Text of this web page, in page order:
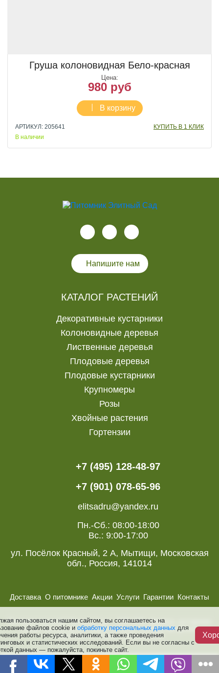
Груша колоновидная Бело-красная
Цена:
980 руб
В корзину
АРТИКУЛ: 205641
КУПИТЬ В 1 КЛИК
В наличии
Напишите нам
КАТАЛОГ РАСТЕНИЙ
Декоративные кустарники
Колоновидные деревья
Лиственные деревья
Плодовые деревья
Плодовые кустарники
Крупномеры
Розы
Хвойные растения
Гортензии
+7 (495) 128-48-97
+7 (901) 078-65-96
elitsadru@yandex.ru
Пн.-Сб.: 08:00-18:00
Вс.: 9:00-17:00
ул. Посёлок Красный, 2 А, Мытищи, Московская
обл., Россия, 141014
Доставка О питомнике Акции Услуги Гарантии Контакты
Питомник растений “Элитный Сад ”, 2008-2026. Деревья, кустарники
и розы. Все авторские права, включая смежные авторские,
сохраняются за правообладателями.
пользоваться нашим сайтом, вы соглашаетесь на
файлов cookie и обработку персональных данных для
работы ресурса, аналитики, а также проведения
и статистических исследований. Если вы не согласны с
данных — пожалуйста, покиньте сайт.